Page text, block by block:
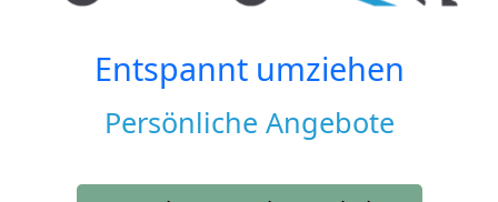
Entspannt umziehen
Persönliche Angebote